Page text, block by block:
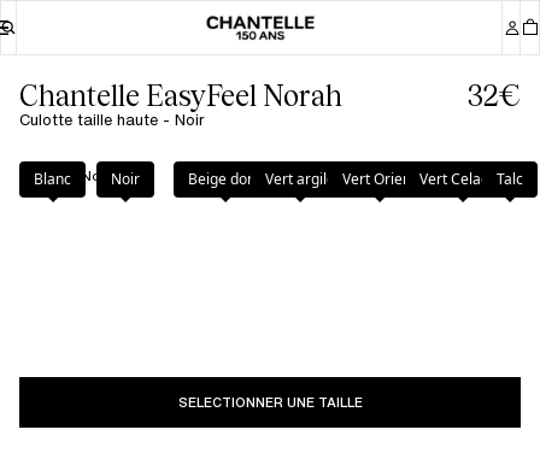
Chantelle EasyFeel Norah
Culotte taille haute - Noir
32€
Couleur Noir
Blanc Noir Beige doré Vert argile Vert Orient Vert CeladonTalc
SELECTIONNER UNE TAILLE